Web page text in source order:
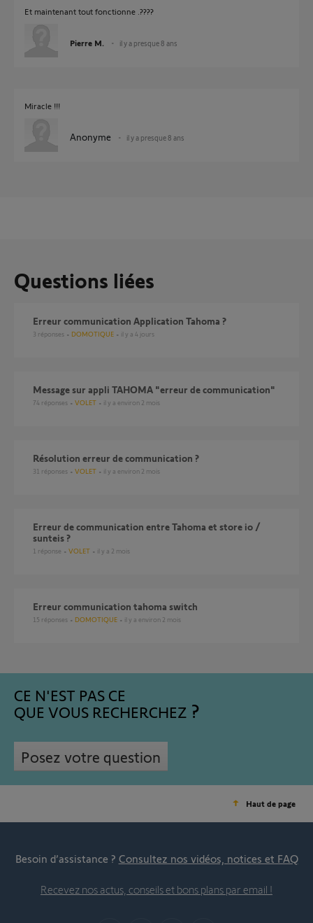
Et maintenant tout fonctionne .????
Pierre M. il y a presque 8 ans
Miracle !!!
Anonyme il y a presque 8 ans
Questions liées
Erreur communication Application Tahoma ?
3 réponses DOMOTIQUE il y a 4 jours
Message sur appli TAHOMA "erreur de communication"
74 réponses VOLET il y a environ 2 mois
Résolution erreur de communication ?
31 réponses VOLET il y a environ 2 mois
Erreur de communication entre Tahoma et store io /
sunteis ?
1 réponse VOLET il y a 2 mois
Erreur communication tahoma switch
15 réponses DOMOTIQUE il y a environ 2 mois
CE N'EST PAS CE
QUE VOUS RECHERCHEZ
Posez votre question
Haut de page
Besoin d’assistance ? Consultez nos vidéos, notices et FAQ
Recevez nos actus, conseils et bons plans par email !